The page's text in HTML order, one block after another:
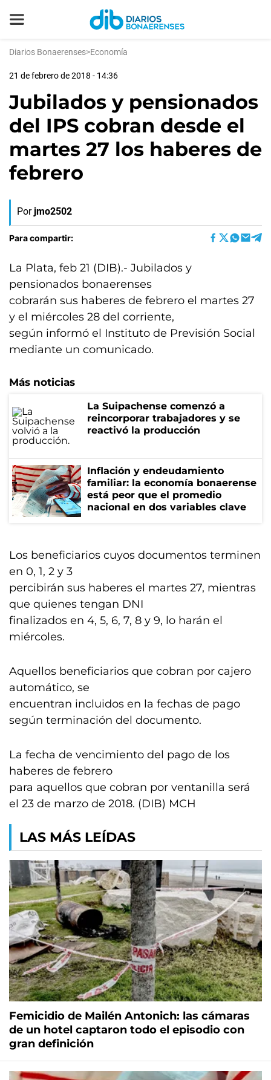
Diarios Bonaerenses>Economía
21 de febrero de 2018 - 14:36
Jubilados y pensionados
del IPS cobran desde el
martes 27 los haberes de
febrero
Por jmo2502
Para compartir:
La Plata, feb 21 (DIB).- Jubilados y
pensionados bonaerenses
cobrarán sus haberes de febrero el martes 27
y el miércoles 28 del corriente,
según informó el Instituto de Previsión Social
mediante un comunicado.
Más noticias
La Suipachense comenzó a
reincorporar trabajadores y se
reactivó la producción
Inflación y endeudamiento
familiar: la economía bonaerense
está peor que el promedio
nacional en dos variables clave
Los beneficiarios cuyos documentos terminen
en 0, 1, 2 y 3
percibirán sus haberes el martes 27, mientras
que quienes tengan DNI
finalizados en 4, 5, 6, 7, 8 y 9, lo harán el
miércoles.
Aquellos beneficiarios que cobran por cajero
automático, se
encuentran incluidos en la fechas de pago
según terminación del documento.
La fecha de vencimiento del pago de los
haberes de febrero
para aquellos que cobran por ventanilla será
el 23 de marzo de 2018. (DIB) MCH
LAS MÁS LEÍDAS
Femicidio de Mailén Antonich: las cámaras
de un hotel captaron todo el episodio con
gran definición